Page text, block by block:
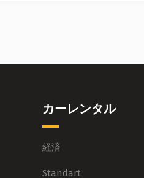
カーレンタル
経済
Standart